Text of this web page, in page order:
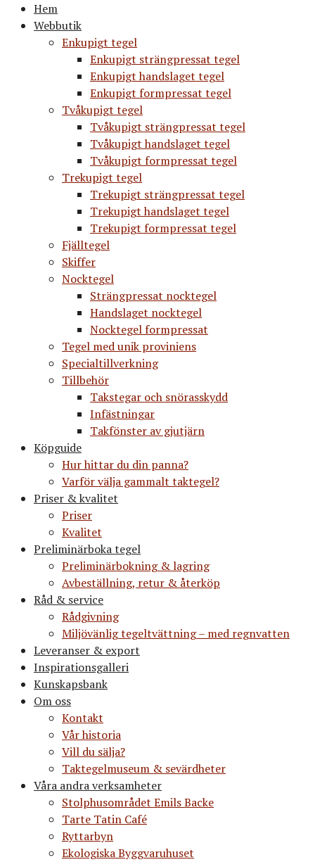
Hem
Webbutik
Enkupigt tegel
Enkupigt strängpressat tegel
Enkupigt handslaget tegel
Enkupigt formpressat tegel
Tvåkupigt tegel
Tvåkupigt strängpressat tegel
Tvåkupigt handslaget tegel
Tvåkupigt formpressat tegel
Trekupigt tegel
Trekupigt strängpressat tegel
Trekupigt handslaget tegel
Trekupigt formpressat tegel
Fjälltegel
Skiffer
Nocktegel
Strängpressat nocktegel
Handslaget nocktegel
Nocktegel formpressat
Tegel med unik proviniens
Specialtillverkning
Tillbehör
Takstegar och snörasskydd
Infästningar
Takfönster av gjutjärn
Köpguide
Hur hittar du din panna?
Varför välja gammalt taktegel?
Priser & kvalitet
Priser
Kvalitet
Preliminärboka tegel
Preliminärbokning & lagring
Avbeställning, retur & återköp
Råd & service
Rådgivning
Miljövänlig tegeltvättning – med regnvatten
Leveranser & export
Inspirationsgalleri
Kunskapsbank
Om oss
Kontakt
Vår historia
Vill du sälja?
Taktegelmuseum & sevärdheter
Våra andra verksamheter
Stolphusområdet Emils Backe
Tarte Tatin Café
Ryttarbyn
Ekologiska Byggvaruhuset